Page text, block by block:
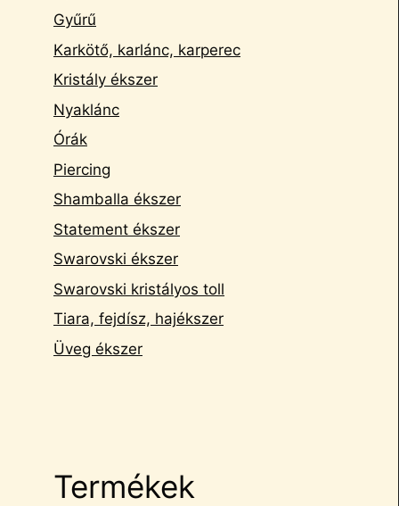
Gyűrű
Karkötő, karlánc, karperec
Kristály ékszer
Nyaklánc
Órák
Piercing
Shamballa ékszer
Statement ékszer
Swarovski ékszer
Swarovski kristályos toll
Tiara, fejdísz, hajékszer
Üveg ékszer
Termékek